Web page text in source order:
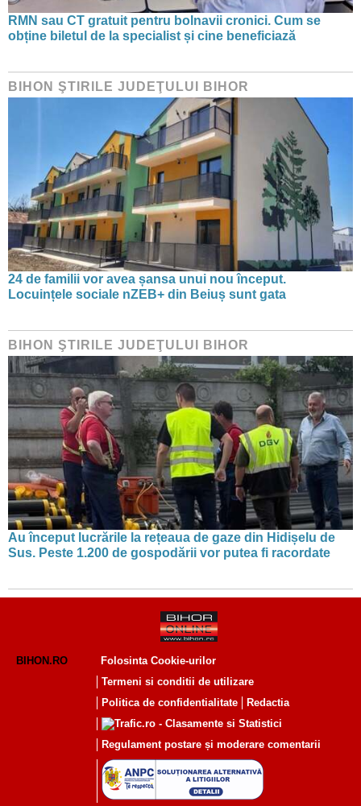
RMN sau CT gratuit pentru bolnavii cronici. Cum se
obține biletul de la specialist și cine beneficiază
BIHON ŞTIRILE JUDEŢULUI BIHOR
24 de familii vor avea șansa unui nou început.
Locuințele sociale nZEB+ din Beiuș sunt gata
BIHON ŞTIRILE JUDEŢULUI BIHOR
Au început lucrările la rețeaua de gaze din Hidișelu de
Sus. Peste 1.200 de gospodării vor putea fi racordate
BIHON.RO
Folosinta Cookie-urilor
Termeni si conditii de utilizare
Politica de confidentialitate
Redactia
Regulament postare și moderare comentarii